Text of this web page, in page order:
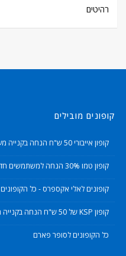
רהיטים
קופונים מובילים
קופון אייבורי 50 ש"ח הנחה בקנייה מעל 499 ש"ח
קופון טמו 30% הנחה למשתמשים חדשים
קופונים לאלי אקספרס - כל הקופונים
קופון KSP של 50 ש"ח הנחה בקנייה מעל 499 ש"ח
כל הקופונים לסופר פארם